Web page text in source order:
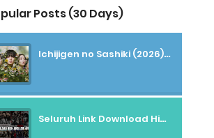
Posts (30 Days)
Ichijigen no Sashiki (2026) - 01 Subtitle Indonesia
Seluruh Link Download High And Low Subtitle Indonesia